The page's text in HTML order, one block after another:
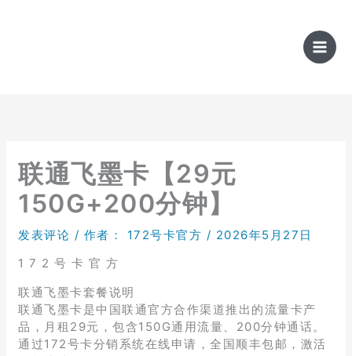
联通飞墨卡【29元
150G+200分钟】
发表评论 / 作者： 172号卡官方 / 2026年5月27日
1 7 2 号 卡 官 方
联通飞墨卡套餐说明
联通飞墨卡是中国联通官方合作渠道推出的流量卡产
品，月租29元，包含150G通用流量、200分钟通话。
通过172号卡分销系统在线申请，全国顺丰包邮，激活